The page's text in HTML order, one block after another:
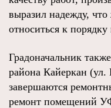
выразил надежду,
относиться к
Градоначальник
района Кайеркан (ул.
завершаются
ремонт помещений